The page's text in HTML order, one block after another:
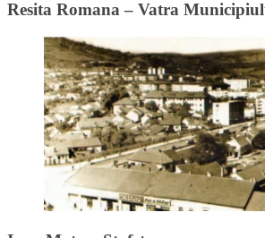
Resita Romana – Vatra